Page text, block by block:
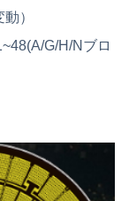
）
G/H/Nブロ